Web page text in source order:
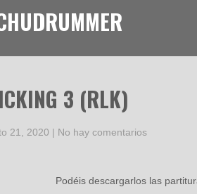
3 (RLK)
21, 2020 | No hay comentarios
Podéis descargarlos las